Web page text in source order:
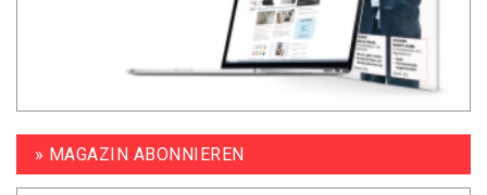
» MAGAZIN ABONNIEREN